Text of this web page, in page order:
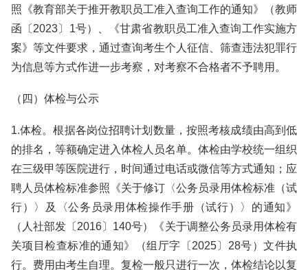
照《教育部关于推开教职员工准入查询工作的通知》（教师
函〔2023〕1号）、《甘肃省教职员工准入查询工作实施方
案》等文件要求，通过查询考生个人征信、筛查违法犯罪行
为信息等方式作进一步考察，对考察不合格者不予聘用。
（四）体检与公示
1.体检。根据各岗位招聘计划数量，按照考核成绩由高到低
的排名，等额确定进入体检人员名单。体检由学校统一组织
在三级甲等医院进行，时间通过电话或微信等方式通知；应
聘人员体检标准参照《关于修订〈公务员录用体检标准（试
行）〉及〈公务员录用体检操作手册（试行）〉的通知》
（人社部发〔2016〕140号）《关于调整公务员录用体检有
关项目检查标准的通知》（组厅字〔2025〕28号）文件执
行。费用由考生自理。复检一般只进行一次，体检结论以复